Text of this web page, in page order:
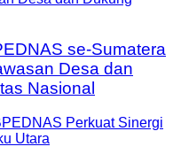
se-Sumatera
Desa dan
Nasional